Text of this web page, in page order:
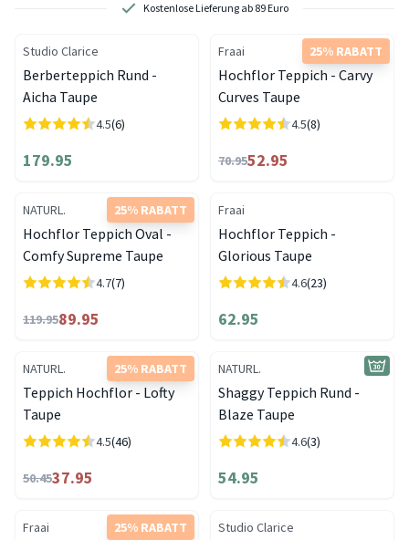
Kostenlose Lieferung ab 89 Euro
Studio Clarice
Berberteppich Rund -
Aicha Taupe
4.5(6)
179.95
25% RABATT
Fraai
Hochflor Teppich - Carvy
Curves Taupe
4.5(8)
70.9552.95
25% RABATT
NATURL.
Hochflor Teppich Oval -
Comfy Supreme Taupe
4.7(7)
119.9589.95
Fraai
Hochflor Teppich -
Glorious Taupe
4.6(23)
62.95
25% RABATT
NATURL.
Teppich Hochflor - Lofty
Taupe
4.5(46)
50.4537.95
NATURL.
Shaggy Teppich Rund -
Blaze Taupe
4.6(3)
54.95
25% RABATT
Fraai Studio Clarice